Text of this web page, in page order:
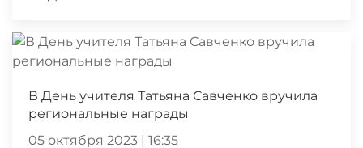
В День учителя Татьяна Савченко вручила
региональные награды
05 октября 2023 | 16:35